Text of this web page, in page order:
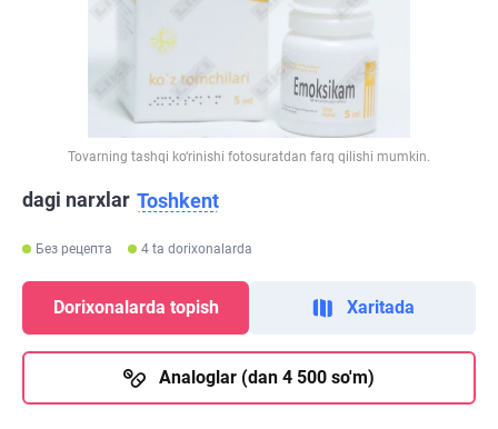
Tovarning tashqi ko‘rinishi fotosuratdan farq qilishi mumkin.
dagi narxlar Toshkent
Без рецепта 4 ta dorixonalarda
Dorixonalarda topish Xaritada
Analoglar (dan 4 500 so'm)